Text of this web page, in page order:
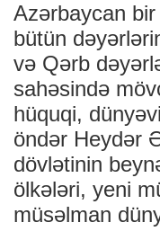
Azərbaycan
bütün
və Qərb
sahəsində
hüquqi,
öndər Heydər
dövlətinin
ölkələri, yeni
müsəlman